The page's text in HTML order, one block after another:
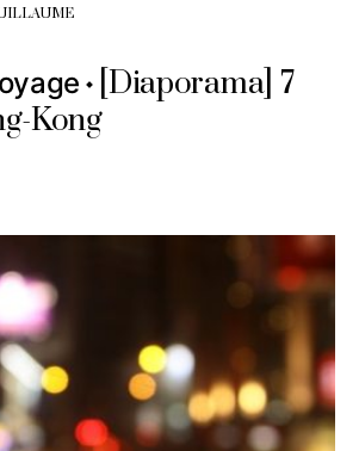
[Diaporama] 7
Kong